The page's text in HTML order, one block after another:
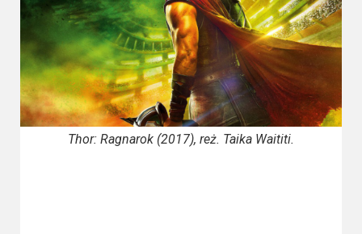
Krótkie
recenzje
Seriale
Wszystkie
recenzje
serialiThor: Ragnarok (2017), reż. Taika Waititi.